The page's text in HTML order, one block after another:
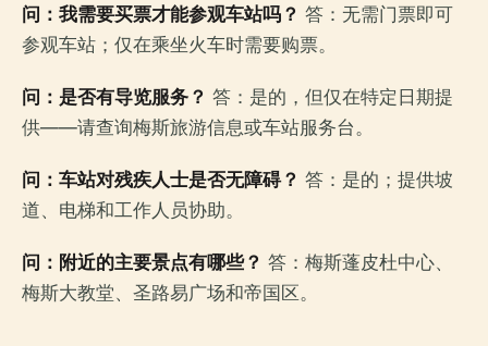
问：我需要买票才能参观车站吗？ 答：无需门票即可
参观车站；仅在乘坐火车时需要购票。
问：是否有导览服务？ 答：是的，但仅在特定日期提
供——请查询梅斯旅游信息或车站服务台。
问：车站对残疾人士是否无障碍？ 答：是的；提供坡
道、电梯和工作人员协助。
问：附近的主要景点有哪些？ 答：梅斯蓬皮杜中心、
梅斯大教堂、圣路易广场和帝国区。